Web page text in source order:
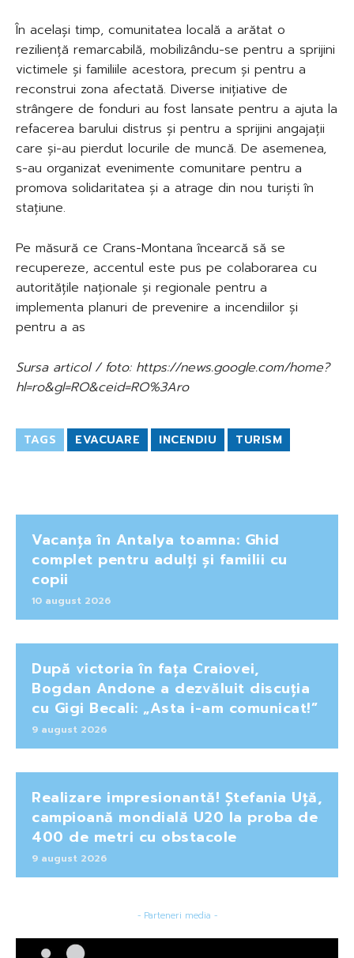
În același timp, comunitatea locală a arătat o
reziliență remarcabilă, mobilizându-se pentru a sprijini
victimele și familiile acestora, precum și pentru a
reconstrui zona afectată. Diverse inițiative de
strângere de fonduri au fost lansate pentru a ajuta la
refacerea barului distrus și pentru a sprijini angajații
care și-au pierdut locurile de muncă. De asemenea,
s-au organizat evenimente comunitare pentru a
promova solidaritatea și a atrage din nou turiști în
stațiune.
Pe măsură ce Crans-Montana încearcă să se
recupereze, accentul este pus pe colaborarea cu
autoritățile naționale și regionale pentru a
implementa planuri de prevenire a incendiilor și
pentru a as
Sursa articol / foto: https://news.google.com/home?
hl=ro&gl=RO&ceid=RO%3Aro
TAGS EVACUARE INCENDIU TURISM
Vacanța în Antalya toamna: Ghid
complet pentru adulți și familii cu
copii
10 august 2026
După victoria în fața Craiovei,
Bogdan Andone a dezvăluit discuția
cu Gigi Becali: „Asta i-am comunicat!”
9 august 2026
Realizare impresionantă! Ștefania Uță,
campioană mondială U20 la proba de
400 de metri cu obstacole
9 august 2026
- Parteneri media -